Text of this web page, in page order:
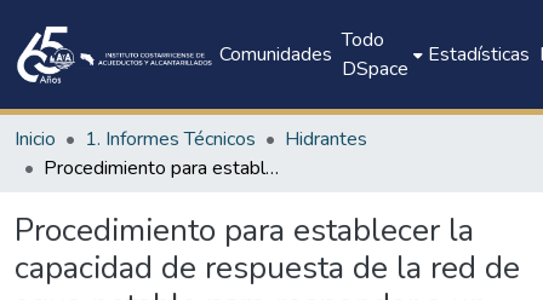
Comunidades
Todo
DSpace
Estadísticas
Inicio 1. Informes Técnicos
Hidrantes
Procedimiento para establecer la capacidad de respuesta de la red de agua potable para responder a un incendio
Procedimiento para establecer la
capacidad de respuesta de la red de